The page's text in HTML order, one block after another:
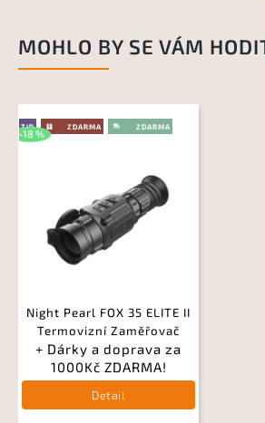
MOHLO BY SE VÁM
TIP
–18 %
Night Pearl FOX 35 ELITE II
Termovizní Zaměřovač
+ Dárky a doprava za
1000Kč ZDARMA!
Detail